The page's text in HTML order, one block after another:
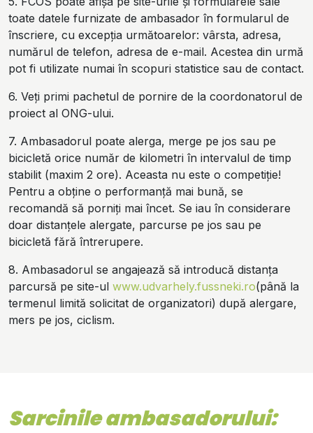
toate datele furnizate de ambasador în formularul de
înscriere, cu excepția următoarelor: vârsta, adresa,
numărul de telefon, adresa de e-mail. Acestea din urmă
pot fi utilizate numai în scopuri statistice sau de contact.
6. Veți primi pachetul de pornire de la coordonatorul de
proiect al ONG-ului.
7. Ambasadorul poate alerga, merge pe jos sau pe
bicicletă orice număr de kilometri în intervalul de timp
stabilit (maxim 2 ore). Aceasta nu este o competiție!
Pentru a obține o performanță mai bună, se
recomandă să porniți mai încet. Se iau în considerare
doar distanțele alergate, parcurse pe jos sau pe
bicicletă fără întrerupere.
8. Ambasadorul se angajează să introducă distanța
parcursă pe site-ul www.udvarhely.fussneki.ro(până la
termenul limită solicitat de organizatori) după alergare,
mers pe jos, ciclism.
Sarcinile ambasadorului: